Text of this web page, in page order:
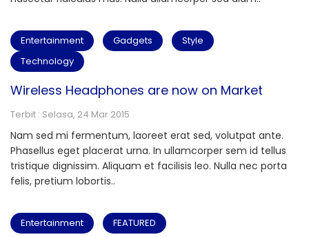
Entertainment Gadgets
Style
Technology
Wireless Headphones are now on Market
Terbit : Selasa, 24 Mar 2015
Nam sed mi fermentum, laoreet erat sed, volutpat ante.
Phasellus eget placerat urna. In ullamcorper sem id tellus
tristique dignissim. Aliquam et facilisis leo. Nulla nec porta
felis, pretium lobortis..
Entertainment FEATURED